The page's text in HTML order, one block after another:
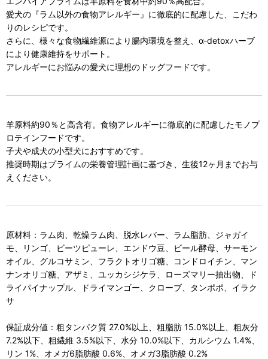
愛犬の『ラム以外の食物アレルギー』に徹底的に配慮した、こだわ
りのレシピです。
さらに、様々な食物繊維源により腸内環境を整え、α-detoxハーブ
により健康維持をサポート。
アレルギーにお悩みの愛犬に理想のドッグフードです。
羊原料約90％と高含有。食物アレルギーに徹底的に配慮したモノプ
ロテインフードです。
子犬や成犬の小型犬におすすめです。
推奨時期はプライムの栄養管理計画に基づき、生後12ヶ月までお与
えください。
原材料：ラム肉、乾燥ラム肉、脱水レバー、ラム脂肪、ジャガイ
モ、リンゴ、ビーツピューレ、エンドウ豆、ビール酵母、サーモン
オイル、グルコサミン、フラクトオリゴ糖、コンドロイチン、マン
ナンオリゴ糖、アザミ、ユッカシジケラ、ローズマリー抽出物、ド
ライパイナップル、ドライマンゴー、クローブ、タンポポ、イラク
サ
保証成分値：粗タンパク質 27.0%以上、粗脂肪 15.0%以上、粗灰分
7.2%以下、粗繊維 3.5%以下、水分 10.0%以下、カルシウム 1.4%、
リン 1%、オメガ6脂肪酸 0.6%、オメガ3脂肪酸 0.2%